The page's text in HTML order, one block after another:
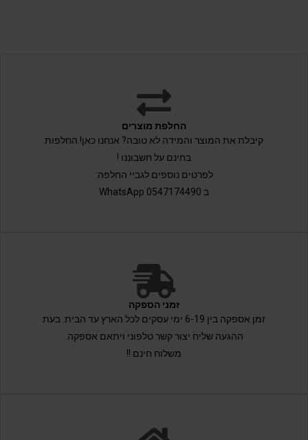
החלפת מוצרים
קיבלת את המוצר והמידה לא טובה? אנחנו כאן! החלפות
בחינם על חשבוננו !
לפרטים נוספים לגביי החלפה:
ב 0547174490 WhatsApp
זמני הספקה
זמן אספקה בין 6-19 ימי עסקים לכל הארץ עד הבית. בעת
ההגעה שליח יצור קשר טלפוני ויתאם אספקה.
משלוח חינם !!